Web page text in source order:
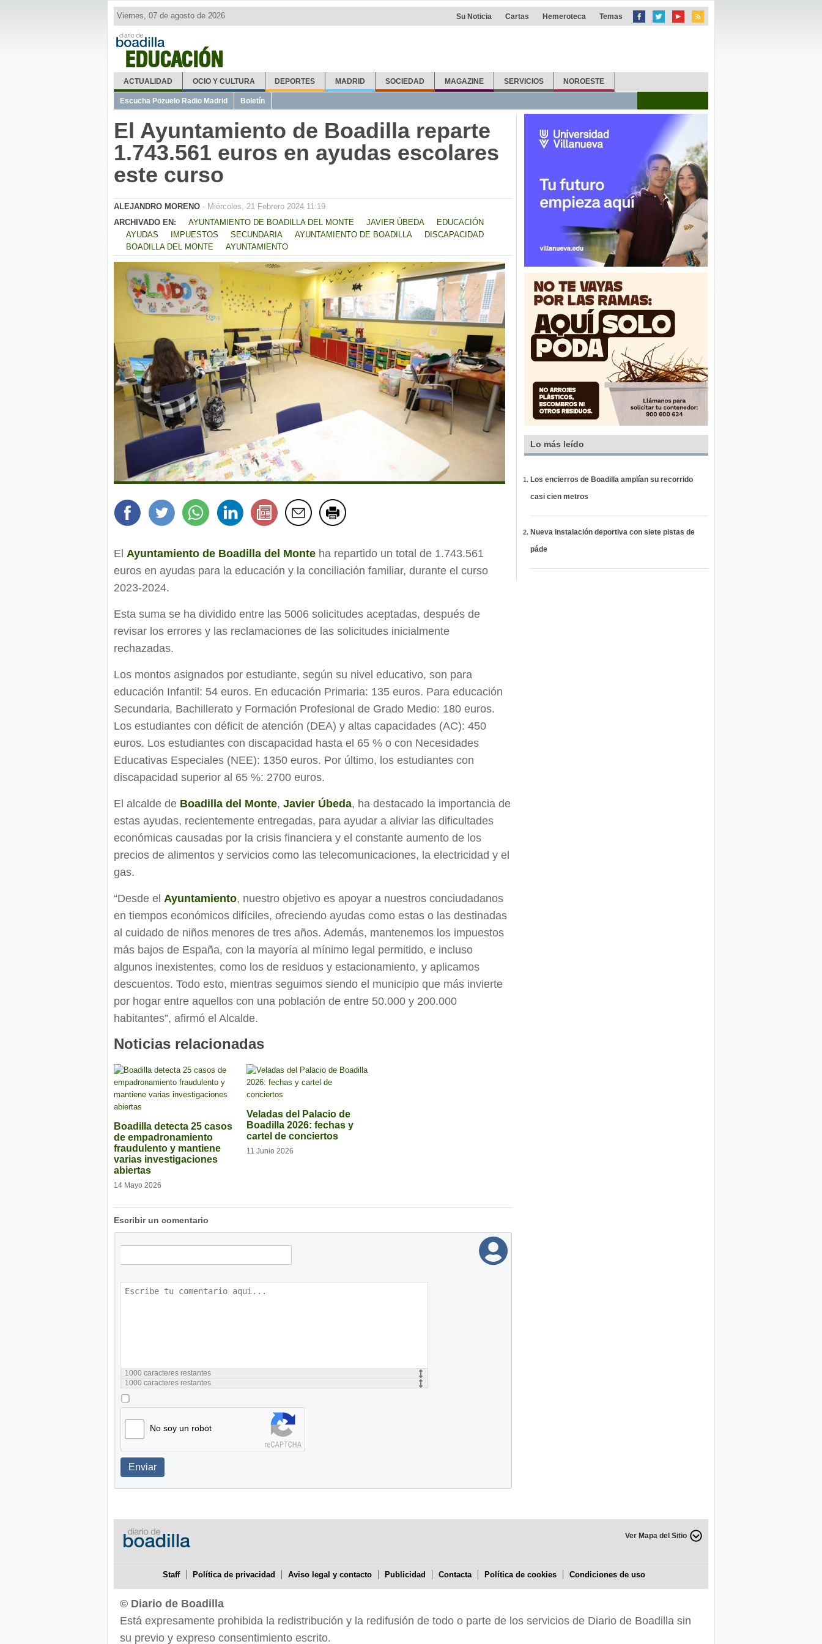
EDUCACIÓN
Viernes, 07 de agosto de 2026 Su Noticia Cartas Hemeroteca Temas
ACTUALIDAD OCIO Y CULTURA DEPORTES MADRID SOCIEDAD MAGAZINE SERVICIOS NOROESTE
Escucha Pozuelo Radio Madrid Boletín
El Ayuntamiento de Boadilla reparte
1.743.561 euros en ayudas escolares
este curso
ALEJANDRO MORENO - Miércoles, 21 Febrero 2024 11:19
ARCHIVADO EN:
AYUNTAMIENTO DE BOADILLA DEL MONTE JAVIER ÚBEDA
EDUCACIÓN
AYUDAS
IMPUESTOS SECUNDARIA AYUNTAMIENTO DE BOADILLA
DISCAPACIDAD
BOADILLA DEL MONTE
AYUNTAMIENTO
El Ayuntamiento de Boadilla del Monte ha repartido un total de 1.743.561
euros en ayudas para la educación y la conciliación familiar, durante el curso
2023-2024.
Esta suma se ha dividido entre las 5006 solicitudes aceptadas, después de
revisar los errores y las reclamaciones de las solicitudes inicialmente
rechazadas.
Los montos asignados por estudiante, según su nivel educativo, son para
educación Infantil: 54 euros. En educación Primaria: 135 euros. Para educación
Secundaria, Bachillerato y Formación Profesional de Grado Medio: 180 euros.
Los estudiantes con déficit de atención (DEA) y altas capacidades (AC): 450
euros. Los estudiantes con discapacidad hasta el 65 % o con Necesidades
Educativas Especiales (NEE): 1350 euros. Por último, los estudiantes con
discapacidad superior al 65 %: 2700 euros.
El alcalde de Boadilla del Monte, Javier Úbeda, ha destacado la importancia de
estas ayudas, recientemente entregadas, para ayudar a aliviar las dificultades
económicas causadas por la crisis financiera y el constante aumento de los
precios de alimentos y servicios como las telecomunicaciones, la electricidad y el
gas.
“Desde el Ayuntamiento, nuestro objetivo es apoyar a nuestros conciudadanos
en tiempos económicos difíciles, ofreciendo ayudas como estas o las destinadas
al cuidado de niños menores de tres años. Además, mantenemos los impuestos
más bajos de España, con la mayoría al mínimo legal permitido, e incluso
algunos inexistentes, como los de residuos y estacionamiento, y aplicamos
descuentos. Todo esto, mientras seguimos siendo el municipio que más invierte
por hogar entre aquellos con una población de entre 50.000 y 200.000
habitantes”, afirmó el Alcalde.
Noticias relacionadas
Boadilla detecta 25 casos
de empadronamiento
fraudulento y mantiene
varias investigaciones
abiertas
14 Mayo 2026
Veladas del Palacio de
Boadilla 2026: fechas y
cartel de conciertos
11 Junio 2026
Escribir un comentario
1000 caracteres restantes
1000 caracteres restantes
No soy un robot
Enviar
Lo más leído
Los encierros de Boadilla amplían su recorrido
casi cien metros
Nueva instalación deportiva con siete pistas de
páde
Ver Mapa del Sitio
Staff Política de privacidad Aviso legal y contacto Publicidad Contacta Política de cookies Condiciones de uso
© Diario de Boadilla
Está expresamente prohibida la redistribución y la redifusión de todo o parte de los servicios de Diario de Boadilla sin
su previo y expreso consentimiento escrito.